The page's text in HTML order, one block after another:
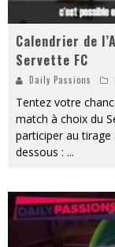
Calendrier de
Servette FC
Daily Passions
Tentez votre
match à choix du
participer au
dessous : ...